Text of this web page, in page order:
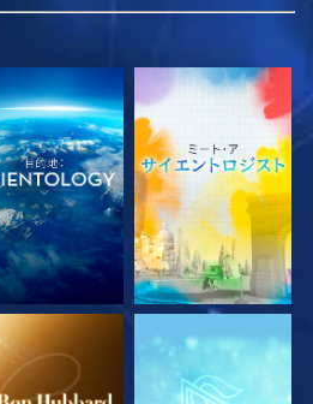
ーズを探求 シリーズを探求